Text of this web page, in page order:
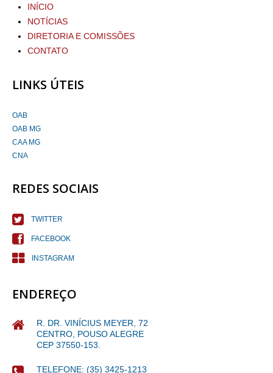
INÍCIO
NOTÍCIAS
DIRETORIA E COMISSÕES
CONTATO
LINKS ÚTEIS
OAB
OAB MG
CAA MG
CNA
REDES SOCIAIS
TWITTER
FACEBOOK
INSTAGRAM
ENDEREÇO
R. DR. VINÍCIUS MEYER, 72
CENTRO, POUSO ALEGRE
CEP 37550-153.
TELEFONE: (35) 3425-1213